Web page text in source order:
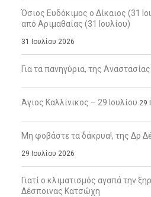
Όσιος Ευδόκιμος ο Δίκαιος (31
από Αριμαθαίας (31 Ιουλίου)
31 Ιουλίου 2026
Για τα πανηγύρια, της
Άγιος Καλλίνικος – 29 Ιουλίου 29
Μη φοβάστε τα δάκρυα!, της Δρ
29 Ιουλίου 2026
Γιατί ο κλιματισμός αγαπά την
Δέσποινας Κατσώχη